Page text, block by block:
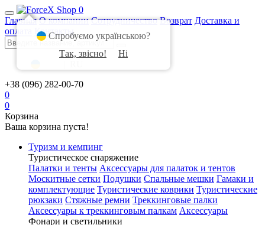
0
Главная О компании Сотрудничество Возврат Доставка и
оплата
Контакты
+38 (096) 282-00-70
0
0
Корзина
Ваша корзина пуста!
Туризм и кемпинг
Туристическое снаряжение
Палатки и тенты Аксессуары для палаток и тентов
Москитные сетки Подушки Спальные мешки Гамаки и
комплектующие Туристические коврики Туристические
рюкзаки Стяжные ремни Треккинговые палки
Аксессуары к треккинговым палкам Аксессуары
Фонари и светильники
Спробуємо українською?
Так, звісно!
Ні